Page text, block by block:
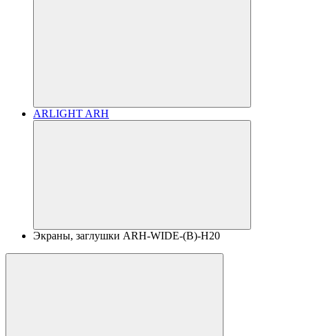
ARLIGHT ARH
Экраны, заглушки ARH-WIDE-(B)-H20